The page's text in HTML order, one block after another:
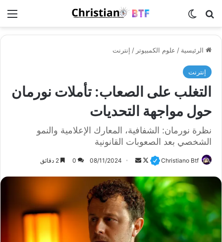
بحث عنالوضع المظلم
الرئيسية / علوم الكمبيوتر / إنترنت
إنترنت
التغلب على الصعاب: تأملات نورمان
حول مواجهة التحديات
نظرة نورمان: الشفافية، المعارك الإعلامية والنمو
الشخصي بعد الصعوبات القانونية
Christiano Btf
F
l
l
o
w
o
س
ل
ب
ر
ي
08/11/2024
0 2 دقائق